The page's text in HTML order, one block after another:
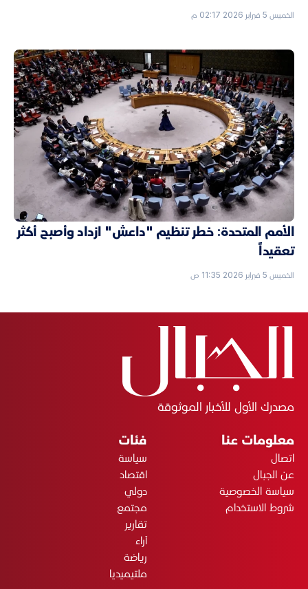
الخميس 5 فبراير 2026 02:17 م
الأمم المتحدة: خطر تنظيم "داعش" ازداد وأصبح أكثر
تعقيداً
الخميس 5 فبراير 2026 11:35 ص
مصدرك الأول للأخبار الموثوقة
معلومات عنا
اتصال
عن الجبال
سياسة الخصوصية
شروط الاستخدام
فئات
سياسة
اقتصاد
دولي
مجتمع
تقارير
آراء
رياضة
ملتيميديا